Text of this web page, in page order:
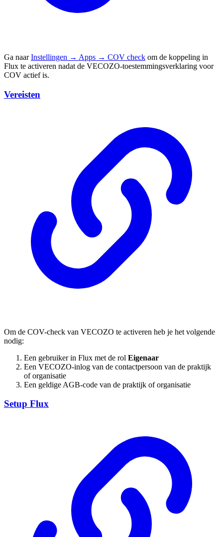
Ga naarInstellingen → Apps → COV check om de koppeling in
Flux te activeren nadat de VECOZO-toestemmingsverklaring voor
COV actief is.
Vereisten
Om de COV-check van VECOZO te activeren heb je het volgende
nodig:
Een gebruiker in Flux met de rol Eigenaar
Een VECOZO-inlog van de contactpersoon van de praktijk
of organisatie
Een geldige AGB-code van de praktijk of organisatie
Setup Flux